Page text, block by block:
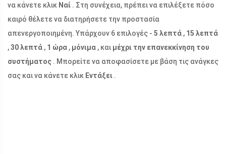
να κάνετε κλικ Ναί . Στη συνέχεια, πρέπει να επιλέξετε πόσο
καιρό θέλετε να διατηρήσετε την προστασία
απενεργοποιημένη. Υπάρχουν 6 επιλογές - 5 λεπτά , 15 λεπτά
,30 λεπτά , 1 ώρα , μόνιμα , και μέχρι την επανεκκίνηση του
συστήματος . Μπορείτε να αποφασίσετε με βάση τις ανάγκες
σας και να κάνετε κλικ Εντάξει .